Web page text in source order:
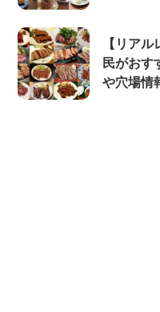
【リア
民がおす
や穴場情